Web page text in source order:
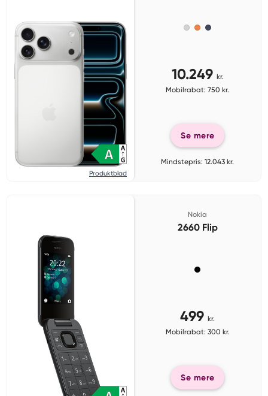
Produktblad
10.249 kr.
Mobilrabat: 750 kr.
Se mere
Mindstepris: 12.043 kr.
Nokia
2660 Flip
499 kr.
Mobilrabat: 300 kr.
Se mere